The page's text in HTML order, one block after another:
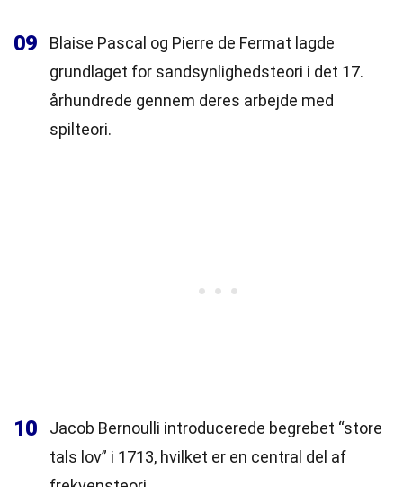
09
Blaise Pascal og Pierre de Fermat lagde
grundlaget for sandsynlighedsteori i det 17.
århundrede gennem deres arbejde med
spilteori.
10
Jacob Bernoulli introducerede begrebet “store
tals lov” i 1713, hvilket er en central del af